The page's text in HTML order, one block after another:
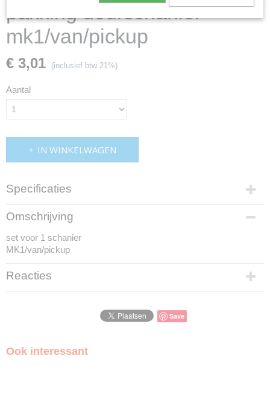
pakking deurschanier
mk1/van/pickup
€ 3,01 (inclusief btw 21%)
Aantal
IN WINKELWAGEN
Specificaties
Productcode
md25
Omschrijving
set voor 1 schanier
MK1/van/pickup
Reacties
Save
Ook interessant